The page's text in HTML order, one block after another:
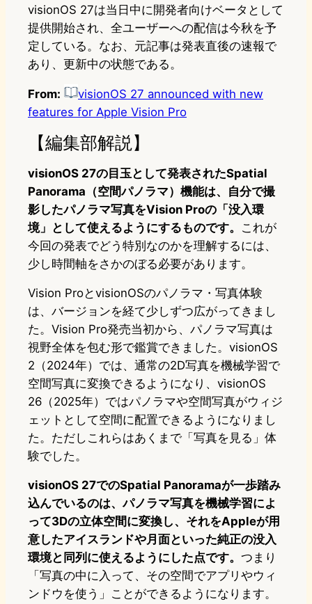
visionOS 27は当日中に開発者向けベータとして
提供開始され、全ユーザーへの配信は今秋を予
定している。なお、元記事は発表直後の速報で
あり、更新中の状態である。
From:
visionOS 27 announced with new
features for Apple Vision Pro
【編集部解説】
visionOS 27の目玉として発表されたSpatial
Panorama（空間パノラマ）機能は、自分で撮
影したパノラマ写真をVision Proの「没入環
境」として使えるようにするものです。 これが
今回の発表でどう特別なのかを理解するには、
少し時間軸をさかのぼる必要があります。
Vision ProとvisionOSのパノラマ・写真体験
は、バージョンを経て少しずつ広がってきまし
た。Vision Pro発売当初から、パノラマ写真は
視野全体を包む形で鑑賞できました。visionOS
2（2024年）では、通常の2D写真を機械学習で
空間写真に変換できるようになり、visionOS
26（2025年）ではパノラマや空間写真がウィジ
ェットとして空間に配置できるようになりまし
た。ただしこれらはあくまで「写真を見る」体
験でした。
visionOS 27でのSpatial Panoramaが一歩踏み
込んでいるのは、パノラマ写真を機械学習によ
って3Dの立体空間に変換し、それをAppleが用
意したアイスランドや月面といった純正の没入
環境と同列に使えるようにした点です。 つまり
「写真の中に入って、その空間でアプリやウィ
ンドウを使う」ことができるようになります。